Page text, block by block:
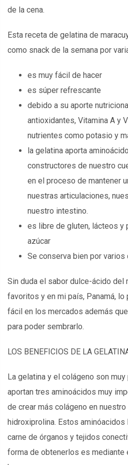
de la cena.
Esta receta de gelatina de
como snack de la semana por
es muy fácil de hacer
es súper refrescante
debido a su aporte
antioxidantes, Vitamina A y
nutrientes como potasio y
la gelatina aporta
constructores de nuestro
en el proceso de mantener
nuestras articulaciones,
nuestro intestino.
es libre de gluten, lácteos y
azúcar
Se conserva bien por
Sin duda el sabor dulce-ácido del
favoritos y en mi país, Panamá,
fácil en los mercados además
para poder sembrarlo.
LOS BENEFICIOS DE LA
La gelatina y el colágeno son
aportan tres aminoácidos muy
de crear más colágeno en
hidroxiprolina. Estos
carne de órganos y tejidos
forma de obtenerlos es mediante